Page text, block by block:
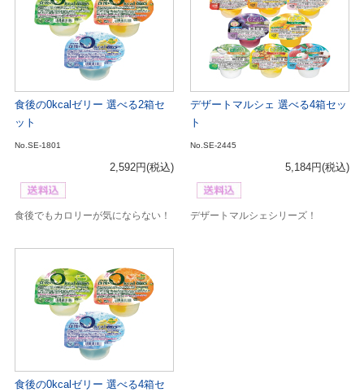
食後の0kcalゼリー 選べる2箱セ
ット
No.SE-1801
2,592円(税込)
食後でもカロリーが気にならない！
デザートマルシェ 選べる4箱セッ
ト
No.SE-2445
5,184円(税込)
デザートマルシェシリーズ！
食後の0kcalゼリー 選べる4箱セ